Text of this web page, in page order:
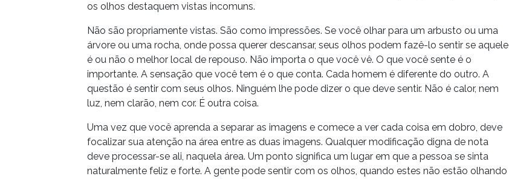
os olhos destaquem vistas incomuns.
Não são propriamente vistas. São como impressões. Se você olhar para um arbusto ou uma
árvore ou uma rocha, onde possa querer descansar, seus olhos podem fazê-lo sentir se aquele
é ou não o melhor local de repouso. Não importa o que você vê. O que você sente é o
importante. A sensação que você tem é o que conta. Cada homem é diferente do outro. A
questão é sentir com seus olhos. Ninguém lhe pode dizer o que deve sentir. Não é calor, nem
luz, nem clarão, nem cor. É outra coisa.
Uma vez que você aprenda a separar as imagens e comece a ver cada coisa em dobro, deve
focalizar sua atenção na área entre as duas imagens. Qualquer modificação digna de nota
deve processar-se ali, naquela área. Um ponto significa um lugar em que a pessoa se sinta
naturalmente feliz e forte. A gente pode sentir com os olhos, quando estes não estão olhando